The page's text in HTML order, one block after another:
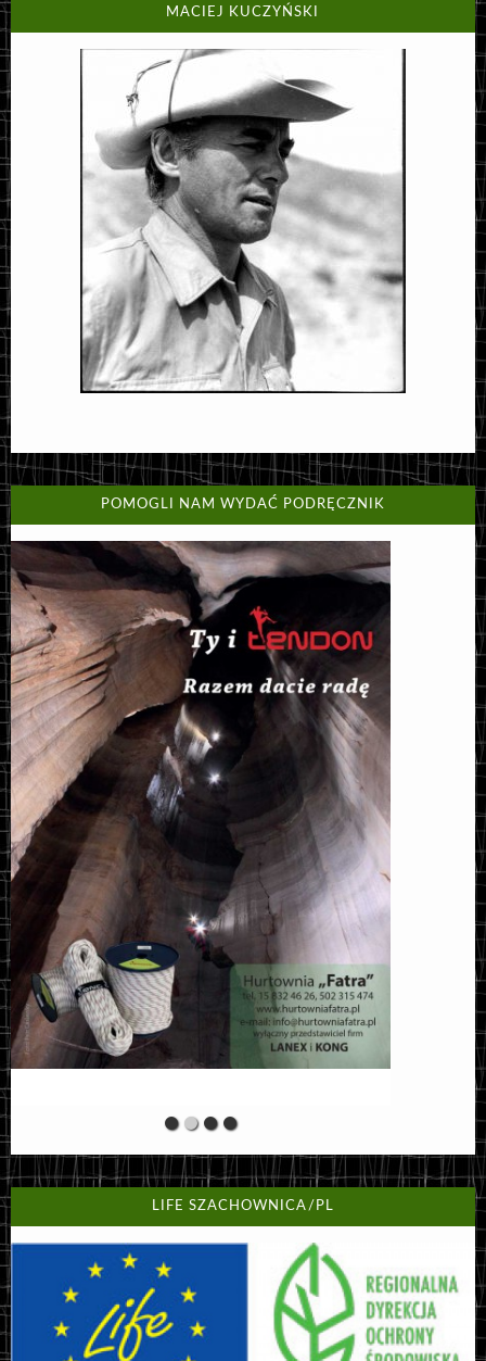
MACIEJ KUCZYŃSKI
POMOGLI NAM WYDAĆ PODRĘCZNIK
LIFE SZACHOWNICA/PL